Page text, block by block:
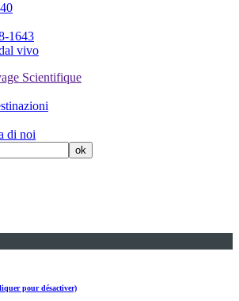
1643
vivo
Scientifique
di noi
pour désactiver)